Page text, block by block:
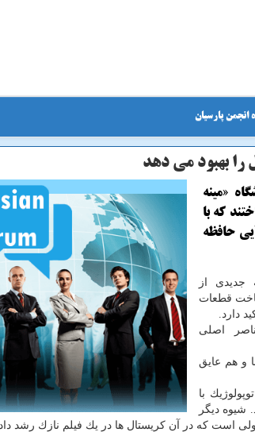
انجمن پارسیان
را بهبود می دهد
«مینه
كه با
حافظه
جدیدی از
قطعات
دارد.
اصلی
و هم عایق
با
شیوه دیگر
است كه در آن كریستال ها در یك فیلم نازك رشد